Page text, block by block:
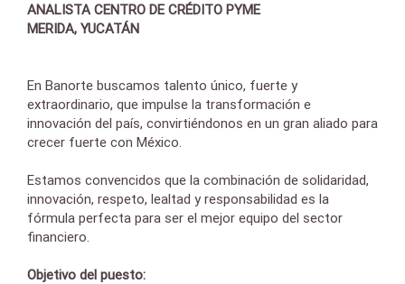
ANALISTA CENTRO DE CRÉDITO PYME
MERIDA, YUCATÁN
En Banorte buscamos talento único, fuerte y
extraordinario, que impulse la transformación e
innovación del país, convirtiéndonos en un gran aliado para
crecer fuerte con México.
Estamos convencidos que la combinación de solidaridad,
innovación, respeto, lealtad y responsabilidad es la
fórmula perfecta para ser el mejor equipo del sector
financiero.
Objetivo del puesto: